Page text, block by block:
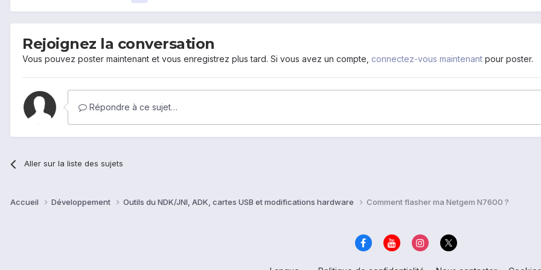
Rejoignez la conversation
Vous pouvez poster maintenant et vous enregistrez plus tard. Si vous avez un compte, connectez-vous maintenant pour poster.
Répondre à ce sujet…
Aller sur la liste des sujets
Accueil Développement Outils du NDK/JNI, ADK, cartes USB et modifications hardware Comment flasher ma Netgem N7600 ?